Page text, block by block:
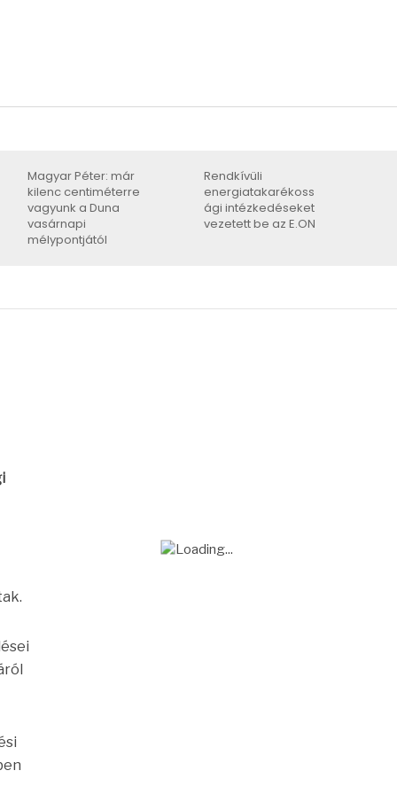
Magyar Péter: már
kilenc centiméterre
vagyunk a Duna
vasárnapi
mélypontjától
Rendkívüli
energiatakarékoss
ági intézkedéseket
vezetett be az E.ON